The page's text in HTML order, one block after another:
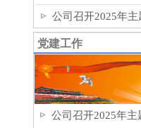
公司召开2025年
党建工作
公司召开2025年